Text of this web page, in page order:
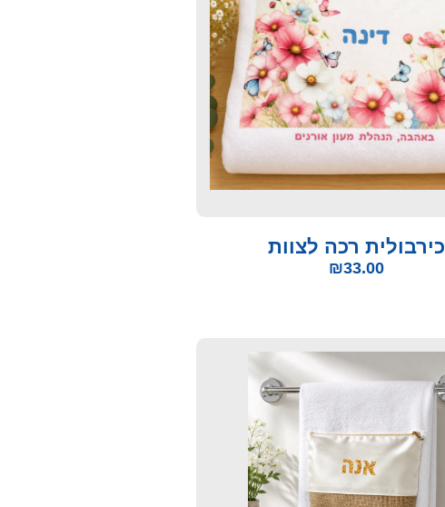
כירבולית רכה לצוות
₪33.00